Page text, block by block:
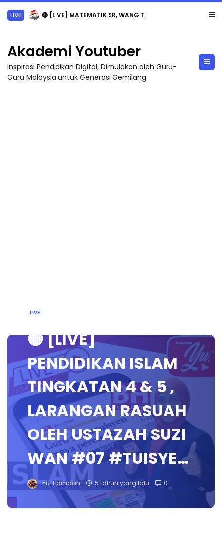
LIVE 🔴 [LIVE] MATEMATIK SR, WANG TAHUN 6 OLEH CIKGU ANITA #ALLINONE #141 #...
Akademi Youtuber
Inspirasi Pendidikan Digital, Dimulakan oleh Guru-
Guru Malaysia untuk Generasi Gemilang
LIVE
🔴 [LIVE]
PENDIDIKAN ISLAM
TINGKATAN 4 & 5 ,
LARANGAN RASUAH
OLEH USTAZAH SUZI
WAN #07 #TUISYE…
Yu. Hamdan 5 tahun yang lalu 0